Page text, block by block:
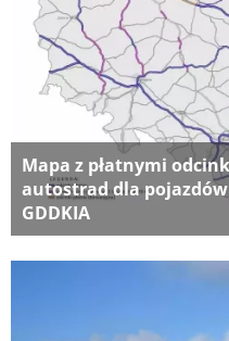
Mapa z płatnymi
autostrad dla
GDDKIA